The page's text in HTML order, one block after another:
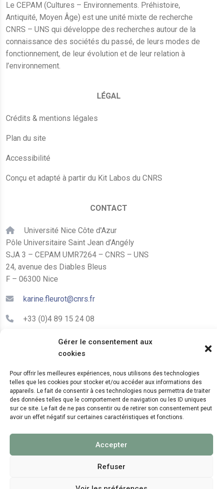
Gérer le consentement aux
cookies
Pour offrir les meilleures expériences, nous utilisons des technologies
telles que les cookies pour stocker et/ou accéder aux informations des
appareils. Le fait de consentir à ces technologies nous permettra de traiter
des données telles que le comportement de navigation ou les ID uniques
sur ce site. Le fait de ne pas consentir ou de retirer son consentement peut
avoir un effet négatif sur certaines caractéristiques et fonctions.
Accepter
Refuser
Le CEPAM (Cultures – Environnements. Préhistoire,
Antiquité, Moyen Âge) est une unité mixte de recherche
CNRS – UNS qui développe des recherches autour de la
connaissance des sociétés du passé, de leurs modes de
fonctionnement, de leur évolution et de leur relation à
l’environnement.
LÉGAL
Crédits & mentions légales
Plan du site
Accessibilité
Conçu et adapté à partir du Kit Labos du CNRS
CONTACT
Université Nice Côte d'Azur
Pôle Universitaire Saint Jean d’Angély
SJA 3 – CEPAM UMR7264 – CNRS – UNS
24, avenue des Diables Bleus
F – 06300 Nice
karine.fleurot@cnrs.fr
+33 (0)4 89 15 24 08
LE CEPAM EST HÉBERGÉ PAR
© 2024 Copyright:CEPAM UMR7264, CNRS, CNRS
WebKit